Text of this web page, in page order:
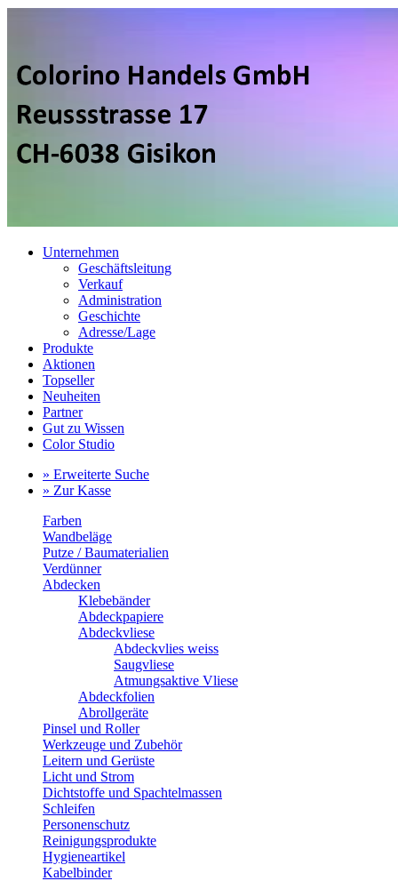
Unternehmen
Geschäftsleitung
Verkauf
Administration
Geschichte
Adresse/Lage
Produkte
Aktionen
Topseller
Neuheiten
Partner
Gut zu Wissen
Color Studio
» Erweiterte Suche
» Zur Kasse
Farben
Wandbeläge
Putze / Baumaterialien
Verdünner
Abdecken
Klebebänder
Abdeckpapiere
Abdeckvliese
Abdeckvlies weiss
Saugvliese
Atmungsaktive Vliese
Abdeckfolien
Abrollgeräte
Pinsel und Roller
Werkzeuge und Zubehör
Leitern und Gerüste
Licht und Strom
Dichtstoffe und Spachtelmassen
Schleifen
Personenschutz
Reinigungsprodukte
Hygieneartikel
Kabelbinder